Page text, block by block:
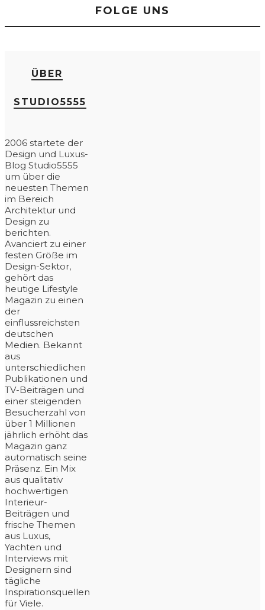
FOLGE UNS
ÜBER
STUDIO5555
2006 startete der
Design und Luxus-
Blog Studio5555
um über die
neuesten Themen
im Bereich
Architektur und
Design zu
berichten.
Avanciert zu einer
festen Größe im
Design-Sektor,
gehört das
heutige Lifestyle
Magazin zu einen
der
einflussreichsten
deutschen
Medien. Bekannt
aus
unterschiedlichen
Publikationen und
TV-Beiträgen und
einer steigenden
Besucherzahl von
über 1 Millionen
jährlich erhöht das
Magazin ganz
automatisch seine
Präsenz. Ein Mix
aus qualitativ
hochwertigen
Interieur-
Beiträgen und
frische Themen
aus Luxus,
Yachten und
Interviews mit
Designern sind
tägliche
Inspirationsquellen
für Viele.